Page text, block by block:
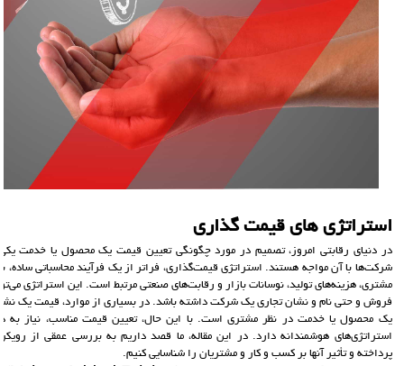
استراتژی های قیمت گذاری
در دنیای رقابتی امروز، تصمیم در مورد چگونگی تعیین قیمت یک محصول یا خدمت
شرکت‌ها با آن مواجه هستند. استراتژی قیمت‌گذاری، فراتر از یک فرآیند محاسباتی
مشتری، هزینه‌های تولید، نوسانات بازار و رقابت‌های صنعتی مرتبط است. این استراتژی
فروش و حتی نام و نشان تجاری یک شرکت داشته باشد. در بسیاری از موارد، قیمت یک
یک محصول یا خدمت در نظر مشتری است. با این حال، تعیین قیمت مناسب، نیاز به
استراتژی‌های هوشمندانه دارد. در این مقاله، ما قصد داریم به بررسی عمقی از
پرداخته و تأثیر آنها بر کسب و کار و مشتریان را شناسایی کنیم.